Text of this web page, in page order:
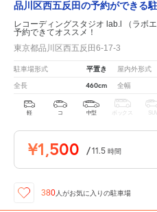
品川区西五反田の予約ができる
レコーディングスタジオ lab.l （ラボ
予約できてオススメ！
東京都品川区西五反田6-17-3
駐車場形式 平置き 屋内外形式
全長 460cm 全幅
軽 コ 中型 ボックス
¥1,500 /11.5 時間
380人がお気に入りの駐車場